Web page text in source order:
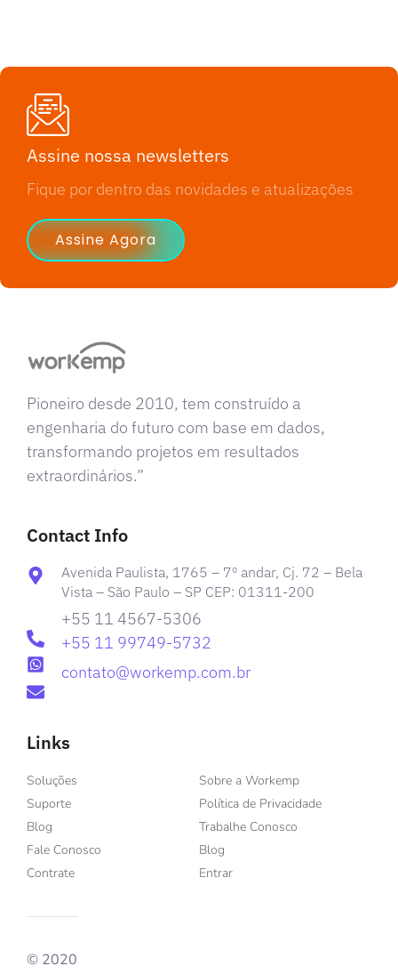
Assine nossa newsletters
Fique por dentro das novidades e atualizações
Assine Agora
Pioneiro desde 2010, tem construído a
engenharia do futuro com base em dados,
transformando projetos em resultados
extraordinários.”
Contact Info
Avenida Paulista, 1765 – 7º andar, Cj. 72 – Bela
Vista – São Paulo – SP CEP: 01311-200
+55 11 4567-5306
+55 11 99749-5732
contato@workemp.com.br
Links
Soluções
Suporte
Blog
Fale Conosco
Contrate
Sobre a Workemp
Política de Privacidade
Trabalhe Conosco
Blog
Entrar
© 2020